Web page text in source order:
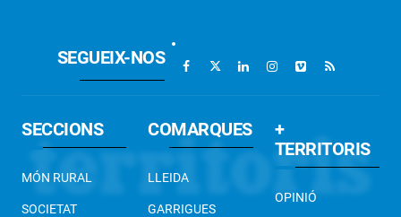
SEGUEIX-NOS
SECCIONS
MÓN RURAL
SOCIETAT
COMARQUES
LLEIDA
GARRIGUES
+
TERRITORIS
OPINIÓ